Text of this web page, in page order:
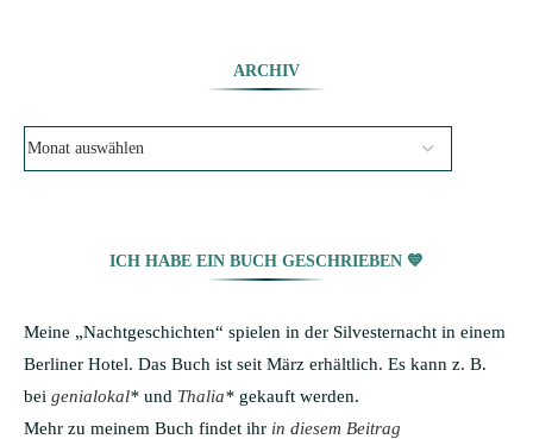
ARCHIV
ICH HABE EIN BUCH GESCHRIEBEN 💙
Meine „Nachtgeschichten“ spielen in der Silvesternacht in einem
Berliner Hotel. Das Buch ist seit März erhältlich. Es kann z. B.
bei genialokal* und Thalia* gekauft werden.
Mehr zu meinem Buch findet ihr in diesem Beitrag